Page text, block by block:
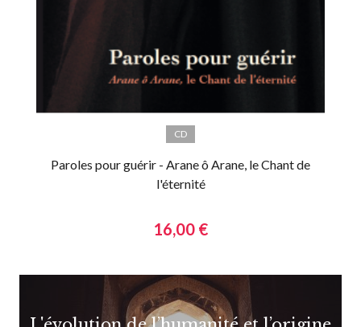
CD
Paroles pour guérir - Arane ô Arane, le Chant de
l'éternité
16,00 €